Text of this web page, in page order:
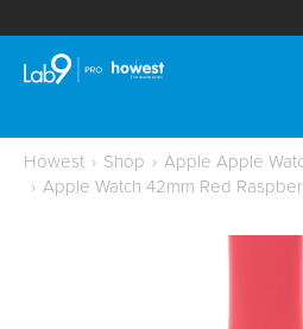
Howest › Shop › Apple Apple
› Apple Watch 42mm Red